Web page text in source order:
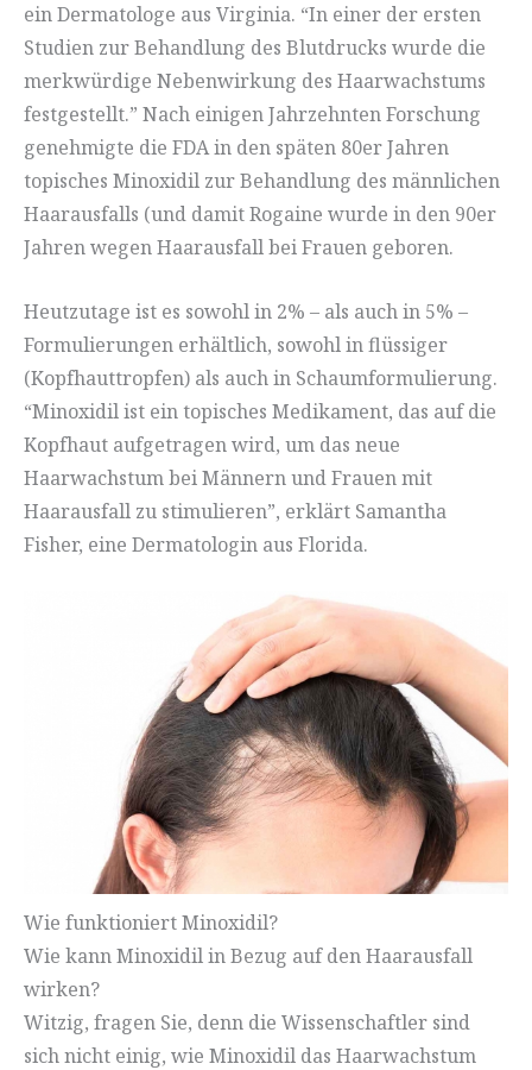
ein Dermatologe aus Virginia. “In einer der ersten
Studien zur Behandlung des Blutdrucks wurde die
merkwürdige Nebenwirkung des Haarwachstums
festgestellt.” Nach einigen Jahrzehnten Forschung
genehmigte die FDA in den späten 80er Jahren
topisches Minoxidil zur Behandlung des männlichen
Haarausfalls (und damit Rogaine wurde in den 90er
Jahren wegen Haarausfall bei Frauen geboren.
Heutzutage ist es sowohl in 2% – als auch in 5% –
Formulierungen erhältlich, sowohl in flüssiger
(Kopfhauttropfen) als auch in Schaumformulierung.
“Minoxidil ist ein topisches Medikament, das auf die
Kopfhaut aufgetragen wird, um das neue
Haarwachstum bei Männern und Frauen mit
Haarausfall zu stimulieren”, erklärt Samantha
Fisher, eine Dermatologin aus Florida.
Wie funktioniert Minoxidil?
Wie kann Minoxidil in Bezug auf den Haarausfall
wirken?
Witzig, fragen Sie, denn die Wissenschaftler sind
sich nicht einig, wie Minoxidil das Haarwachstum